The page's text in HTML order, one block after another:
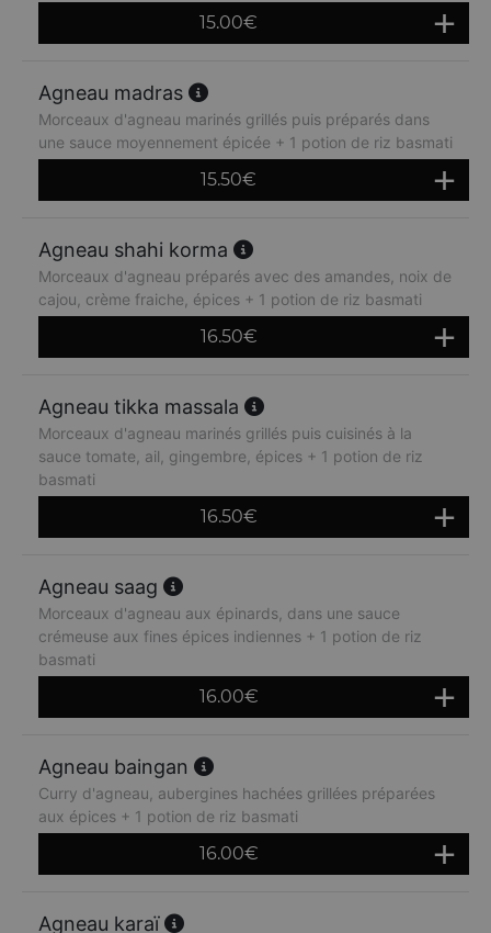
15.00€
Agneau madras
Morceaux d'agneau marinés grillés puis préparés dans
une sauce moyennement épicée + 1 potion de riz basmati
15.50€
Agneau shahi korma
Morceaux d'agneau préparés avec des amandes, noix de
cajou, crème fraiche, épices + 1 potion de riz basmati
16.50€
Agneau tikka massala
Morceaux d'agneau marinés grillés puis cuisinés à la
sauce tomate, ail, gingembre, épices + 1 potion de riz
basmati
16.50€
Agneau saag
Morceaux d'agneau aux épinards, dans une sauce
crémeuse aux fines épices indiennes + 1 potion de riz
basmati
16.00€
Agneau baingan
Curry d'agneau, aubergines hachées grillées préparées
aux épices + 1 potion de riz basmati
16.00€
Agneau karaï